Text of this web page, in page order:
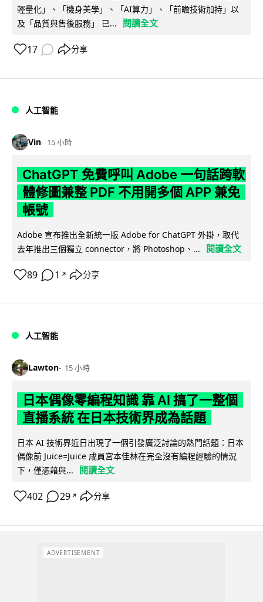
輕量化」、「機身美學」、「AI算力」、「前瞻技術加持」以
及「品質與售後服務」 已...
閱讀全文
17 分享
人工智能
Vin 15 小時
ChatGPT 免費呼叫 Adobe 一句話跨軟
體修圖兼整 PDF 不用開多個 APP 兼免
帳號
Adobe 宣布推出全新統一版 Adobe for ChatGPT 外掛，取代
去年推出三個獨立 connector，將 Photoshop、...
閱讀全文
89 1 ↗ 分享
人工智能
Lawton 15 小時
日本偶像零編程知識 靠 AI 搞了一整個
直播系統 在日本技術界成為話題
日本 AI 技術界近日出現了一個引發廣泛討論的熱門話題：日本
偶像前 Juice=Juice 成員宮本佳林在完全沒有編程經驗的情況
下，僅憑藉與...
閱讀全文
402 29 ↗ 分享
ADVERTISEMENT